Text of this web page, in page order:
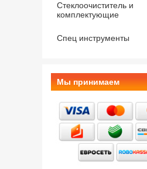
Стеклоочиститель и
комплектующие
Спец инструменты
Мы принимаем